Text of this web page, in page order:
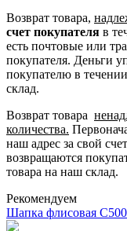
Возврат товара,
счет покупателя в
есть почтовые или
покупателя. Деньги
покупателю в
склад.
Возврат товара
количества.
наш адрес за свой
возвращаются
товара на наш склад.
Рекомендуем
Шапка флисовая